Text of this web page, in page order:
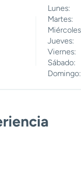
Lunes:
Martes:
Jueves:
Viernes:
Sábado:
Domingo: